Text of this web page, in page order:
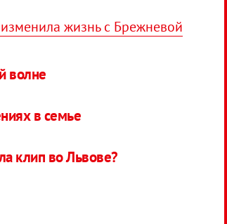
жизнь с Брежневой
волне
в семье
клип во Львове?